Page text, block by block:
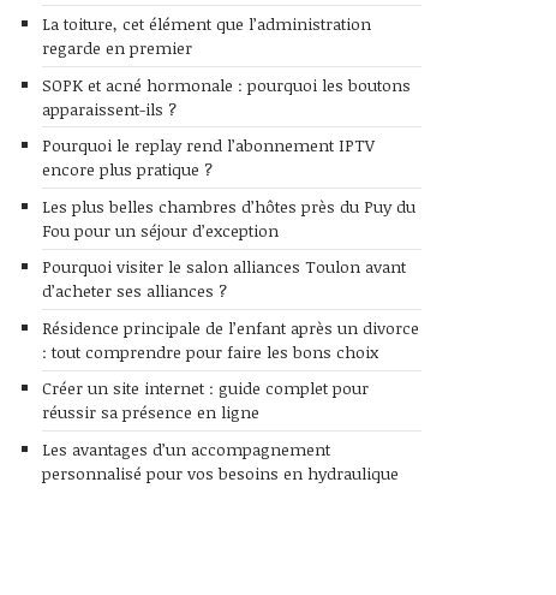
La toiture, cet élément que l’administration
regarde en premier
SOPK et acné hormonale : pourquoi les boutons
apparaissent-ils ?
Pourquoi le replay rend l’abonnement IPTV
encore plus pratique ?
Les plus belles chambres d’hôtes près du Puy du
Fou pour un séjour d’exception
Pourquoi visiter le salon alliances Toulon avant
d’acheter ses alliances ?
Résidence principale de l’enfant après un divorce
: tout comprendre pour faire les bons choix
Créer un site internet : guide complet pour
réussir sa présence en ligne
Les avantages d’un accompagnement
personnalisé pour vos besoins en hydraulique